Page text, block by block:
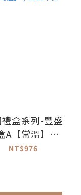
盒系列-豐盛
A【常溫】｜
2026中秋
NT$976